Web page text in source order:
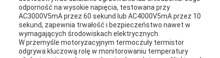
odporność na wysokie napięcia, testowana przy
AC3000V5mA przez 60 sekund lub AC4000V5mA przez 10
sekund, zapewnia trwałość i bezpieczeństwo nawet w
wymagających środowiskach elektrycznych.
W przemyśle motoryzacyjnym termoczuły termistor
odgrywa kluczową rolę w monitorowaniu temperatury